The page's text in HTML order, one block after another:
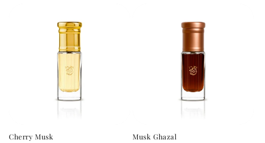
Cherry Musk Musk Ghazal